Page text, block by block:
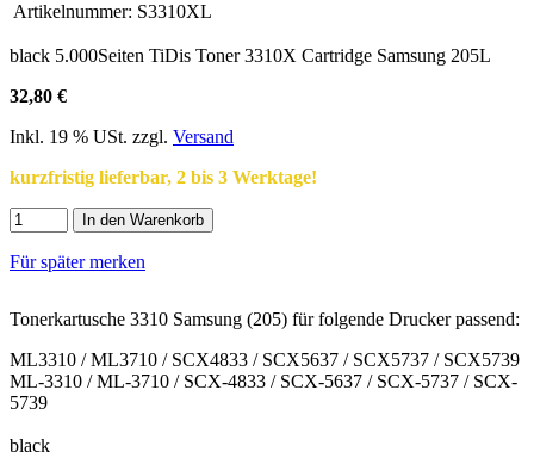
Artikelnummer: S3310XL
black 5.000Seiten TiDis Toner 3310X Cartridge Samsung 205L
32,80 €
Inkl. 19 % USt. zzgl. Versand
kurzfristig lieferbar, 2 bis 3 Werktage!
In den Warenkorb
Für später merken
Tonerkartusche 3310 Samsung (205) für folgende Drucker passend:
ML3310 / ML3710 / SCX4833 / SCX5637 / SCX5737 / SCX5739
ML-3310 / ML-3710 / SCX-4833 / SCX-5637 / SCX-5737 / SCX-
5739
black